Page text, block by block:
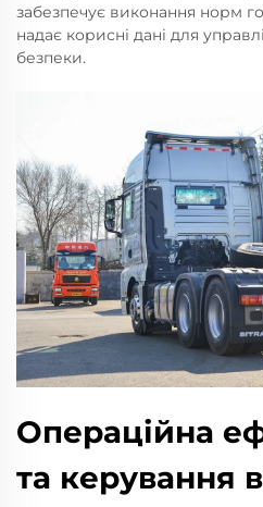
забезпечує виконання норм
надає корисні дані для
безпеки.
Операційна
та керування